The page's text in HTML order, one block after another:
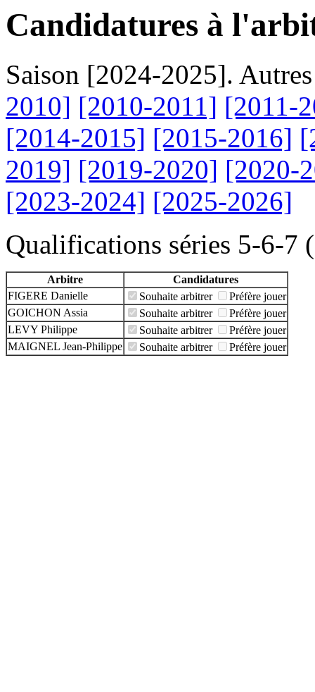
Candidatures à
Saison [2024-2025].
2010] [2010-2011] [2011-
[2014-2015] [2015-2016]
2019] [2019-2020] [2020-
[2023-2024] [2025-2026]
Qualifications séries 5-6-7
Arbitre
Candidatures
FIGERE Danielle
Souhaite arbitrer
Préfère jouer
GOICHON Assia
Souhaite arbitrer
Préfère jouer
LEVY Philippe
Souhaite arbitrer
Préfère jouer
MAIGNEL Jean-Philippe
Souhaite arbitrer Préfère jouer